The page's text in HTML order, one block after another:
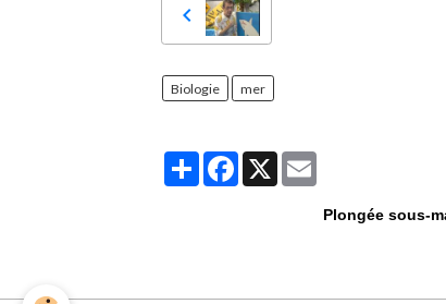
Biologie mer
PartagerFacebook
X
Plongée sous-